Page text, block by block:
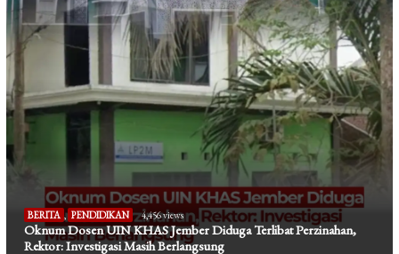
BERITA , PENDIDIKAN 4,456 views
Oknum Dosen UIN KHAS Jember Diduga Terlibat Perzinahan,
Rektor: Investigasi Masih Berlangsung